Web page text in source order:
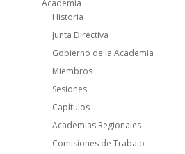
Academia
Historia
Junta Directiva
Gobierno de la Academia
Miembros
Sesiones
Capítulos
Academias Regionales
Comisiones de Trabajo